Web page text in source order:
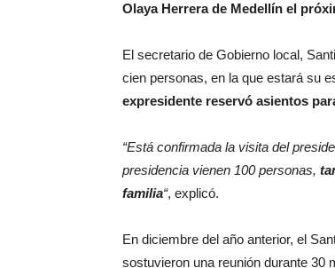
Olaya Herrera de Medellín el
El secretario de Gobierno local,
cien personas, en la que estará su
expresidente reservó asientos
“Está confirmada la visita del
presidencia vienen 100 personas,
familia“, explicó.
En diciembre del año anterior, el
sostuvieron una reunión durante 30